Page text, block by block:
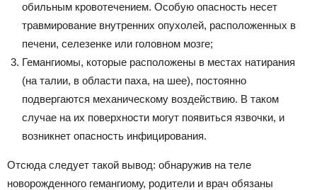
обильным кровотечением. Особую опасность несет
травмирование внутренних опухолей, расположенных в
печени, селезенке или головном мозге;
Гемангиомы, которые расположены в местах натирания
(на талии, в области паха, на шее), постоянно
подвергаются механическому воздействию. В таком
случае на их поверхности могут появиться язвочки, и
возникнет опасность инфицирования.
Отсюда следует такой вывод: обнаружив на теле
новорожденного гемангиому, родители и врач обязаны